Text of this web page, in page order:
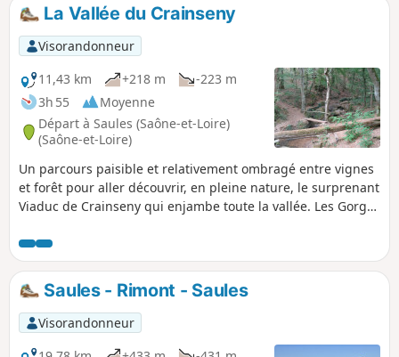
Pontus-de-Thyard.
La Vallée du Crainseny
Visorandonneur
11,43 km
+218 m
-223 m
3h 55
Moyenne
Départ à Saules (Saône-et-Loire)
(Saône-et-Loire)
Un parcours paisible et relativement ombragé entre vignes
et forêt pour aller découvrir, en pleine nature, le surprenant
Viaduc de Crainseny qui enjambe toute la vallée. Les Gorges
plein de charme sans pour autant donner le vertige.
Saules - Rimont - Saules
Visorandonneur